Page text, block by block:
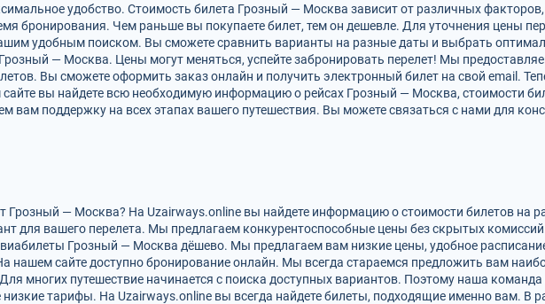
удобство. Стоимость билета Грозный — Москва зависит от различных
бронирования. Чем раньше вы покупаете билет, тем он дешевле. Для уточнения цены
удобным поиском. Вы сможете сравнить варианты на разные даты и выбрать
— Москва. Цены могут меняться, успейте забронировать перелет! Мы
Вы сможете оформить заказ онлайн и получить электронный билет на свой email.
вы найдете всю необходимую информацию о рейсах Грозный — Москва, стоимости
вам поддержку на всех этапах вашего путешествия. Вы можете связаться с нами для
Грозный — Москва? На Uzairways.online вы найдете информацию о стоимости билетов на
для вашего перелета. Мы предлагаем конкурентоспособные цены без скрытых
Грозный — Москва дёшево. Мы предлагаем вам низкие цены, удобное
нашем сайте доступно бронирование онлайн. Мы всегда стараемся предложить вам
многих путешествие начинается с поиска доступных вариантов. Поэтому наша
низкие тарифы. На Uzairways.online вы всегда найдете билеты, подходящие именно вам. В